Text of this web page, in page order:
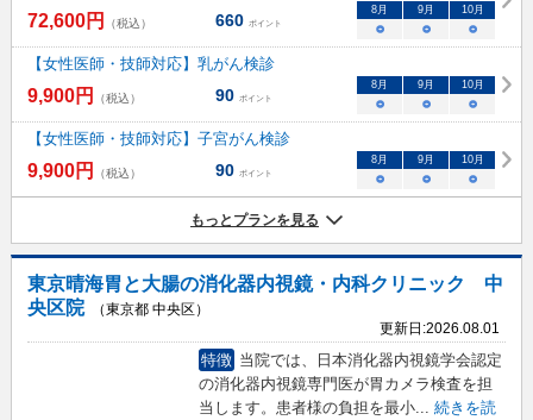
72,600円 （税込） 660 ポイント
8月 9月 10月
○ ○ ○
【女性医師・技師対応】乳がん検診
9,900円 （税込） 90 ポイント
8月 9月 10月
○ ○ ○
【女性医師・技師対応】子宮がん検診
9,900円 （税込） 90 ポイント
8月 9月 10月
○ ○ ○
もっとプランを見る
東京晴海胃と大腸の消化器内視鏡・内科クリニック 中
央区院
（東京都 中央区）
更新日:2026.08.01
特徴 当院では、日本消化器内視鏡学会認定
の消化器内視鏡専門医が胃カメラ検査を担
当します。患者様の負担を最小...
続きを読